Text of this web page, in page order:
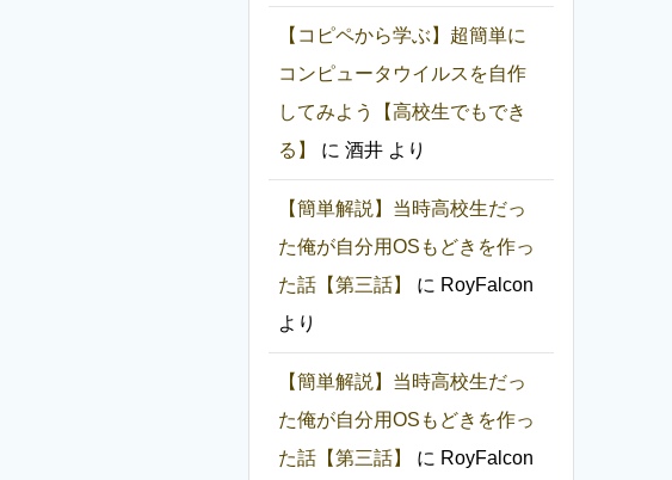
【コピペから学ぶ】超簡単に
コンピュータウイルスを自作
してみよう【高校生でもでき
る】
に酒井 より
【簡単解説】当時高校生だっ
た俺が自分用OSもどきを作っ
た話【第三話】
に RoyFalcon
より
【簡単解説】当時高校生だっ
た俺が自分用OSもどきを作っ
た話【第三話】
に RoyFalcon